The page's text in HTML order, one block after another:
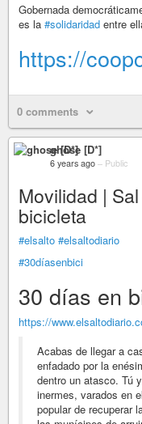
Gobernada
es la #solidaridad entre
https://
0 comments
ghose [D*]
6 years ago – Public
Movilidad |
bicicleta
#elsalto #elsaltodiario
#30díasenbici
30 días en
https://
Acabas de llegar a
enfadado por la
dentro un atasco. Tú
inermes, varados en
popular de recuperar